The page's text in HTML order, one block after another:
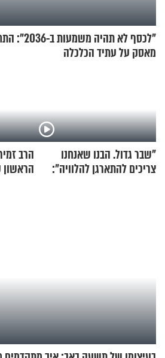
"לכסף לא
מאסק על עתיד הכלכלה
"שבר גדול. הבנו שאנחנו
צריכים להתארגן להלוויה":
הרב